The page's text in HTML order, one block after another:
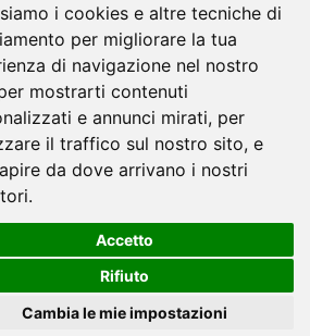
i cookies e altre tecniche di
per migliorare la tua
di navigazione nel nostro
mostrarti contenuti
e annunci mirati, per
il traffico sul nostro sito, e
da dove arrivano i nostri
Accetto
Rifiuto
Cambia le mie impostazioni
PALINSESTO DIRETTA TV
DIRETTA RADIO
RGM HITRADIO
TRG Media 2005-2026
s.r.l. - P.I.00496230541 -